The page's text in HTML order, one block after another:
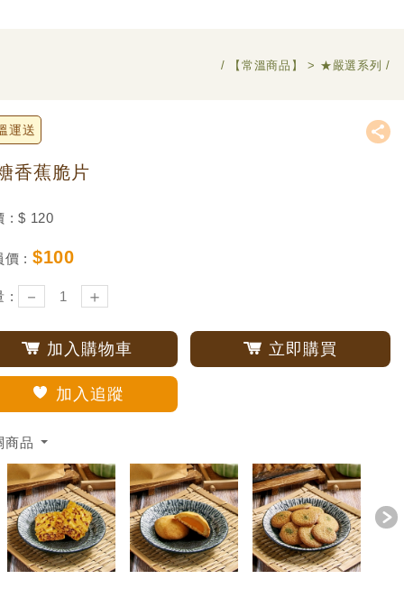
【常溫商品】 ★嚴選系列
運送
香蕉脆片
:$ 120
價 : $100
: － ＋
加入購物車 立即購買
加入追蹤
商品